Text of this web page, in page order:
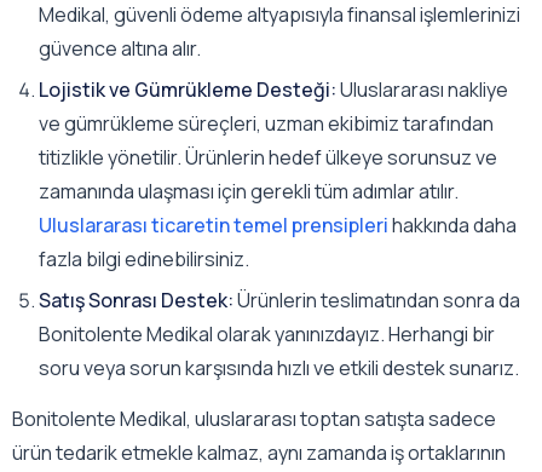
Medikal, güvenli ödeme altyapısıyla finansal işlemlerinizi
güvence altına alır.
Lojistik ve Gümrükleme Desteği:Uluslararası nakliye
ve gümrükleme süreçleri, uzman ekibimiz tarafından
titizlikle yönetilir. Ürünlerin hedef ülkeye sorunsuz ve
zamanında ulaşması için gerekli tüm adımlar atılır.
Uluslararası ticaretin temel prensiplerihakkında daha
fazla bilgi edinebilirsiniz.
Satış Sonrası Destek:Ürünlerin teslimatından sonra da
Bonitolente Medikal olarak yanınızdayız. Herhangi bir
soru veya sorun karşısında hızlı ve etkili destek sunarız.
Bonitolente Medikal, uluslararası toptan satışta sadece
ürün tedarik etmekle kalmaz, aynı zamanda iş ortaklarının